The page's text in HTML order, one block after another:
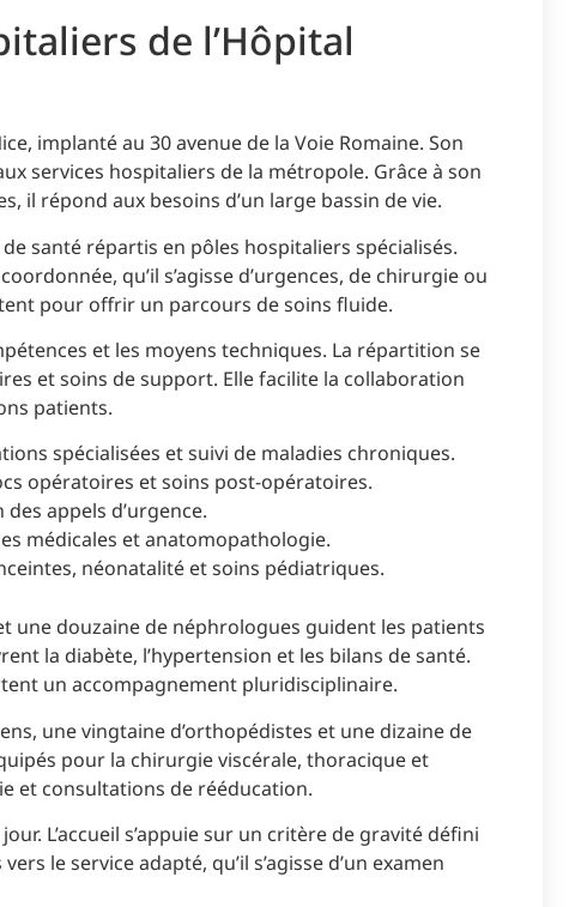
de l’Hôpital
implanté au 30 avenue de la Voie Romaine. Son
services hospitaliers de la métropole. Grâce à son
il répond aux besoins d’un large bassin de vie.
santé répartis en pôles hospitaliers spécialisés.
qu’il s’agisse d’urgences, de chirurgie ou
pour offrir un parcours de soins fluide.
et les moyens techniques. La répartition se
et soins de support. Elle facilite la collaboration
patients.
spécialisées et suivi de maladies chroniques.
opératoires et soins post-opératoires.
appels d’urgence.
médicales et anatomopathologie.
néonatalité et soins pédiatriques.
une douzaine de néphrologues guident les patients
la diabète, l’hypertension et les bilans de santé.
un accompagnement pluridisciplinaire.
une vingtaine d’orthopédistes et une dizaine de
pour la chirurgie viscérale, thoracique et
et consultations de rééducation.
L’accueil s’appuie sur un critère de gravité défini
le service adapté, qu’il s’agisse d’un examen